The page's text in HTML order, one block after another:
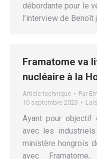
débordante pour le
l’interview de Benoît
Framatome va
nucléaire à la
Article technique Par
10 septembre 2023
Ayant pour objectif
avec les
ministère hongrois
avec